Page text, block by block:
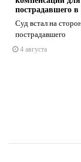
пострадавшего
Суд встал на
пострадавшего
4 августа